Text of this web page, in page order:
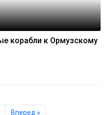
корабли к Ормузскому
Вперед »